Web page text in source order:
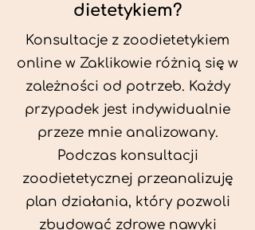
dietetykiem?
Konsultacje z zoodietetykiem
online w Zaklikowie różnią się w
zależności od potrzeb. Każdy
przypadek jest indywidualnie
przeze mnie analizowany.
Podczas konsultacji
zoodietetycznej przeanalizuję
plan działania, który pozwoli
zbudować zdrowe nawyki